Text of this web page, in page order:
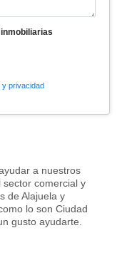
privacidad
a nuestros
comercial y
de Alajuela y
lo son Ciudad
gusto ayudarte.